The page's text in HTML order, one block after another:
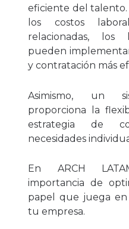
eficiente del talento.
los costos
relacionadas, los
pueden
y contratación más
Asimismo, un
proporciona la
estrategia de
necesidades
En ARCH
importancia de
papel que juega
tu empresa.